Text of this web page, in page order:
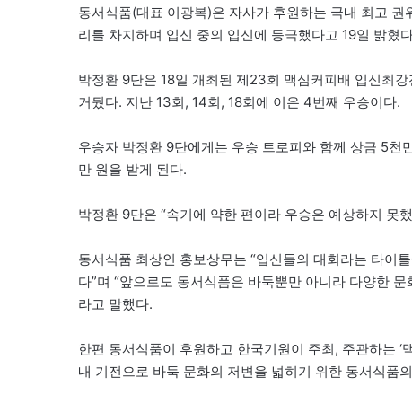
동서식품(대표 이광복)은 자사가 후원하는 국내 최고 권
리를 차지하며 입신 중의 입신에 등극했다고 19일 밝혔
박정환 9단은 18일 개최된 제23회 맥심커피배 입신최
거뒀다. 지난 13회, 14회, 18회에 이은 4번째 우승이다.
우승자 박정환 9단에게는 우승 트로피와 함께 상금 5
만 원을 받게 된다.
박정환 9단은 “속기에 약한 편이라 우승은 예상하지 못
동서식품 최상인 홍보상무는 “입신들의 대회라는 타이
다”며 “앞으로도 동서식품은 바둑뿐만 아니라 다양한
라고 말했다.
한편 동서식품이 후원하고 한국기원이 주최, 주관하는
내 기전으로 바둑 문화의 저변을 넓히기 위한 동서식품